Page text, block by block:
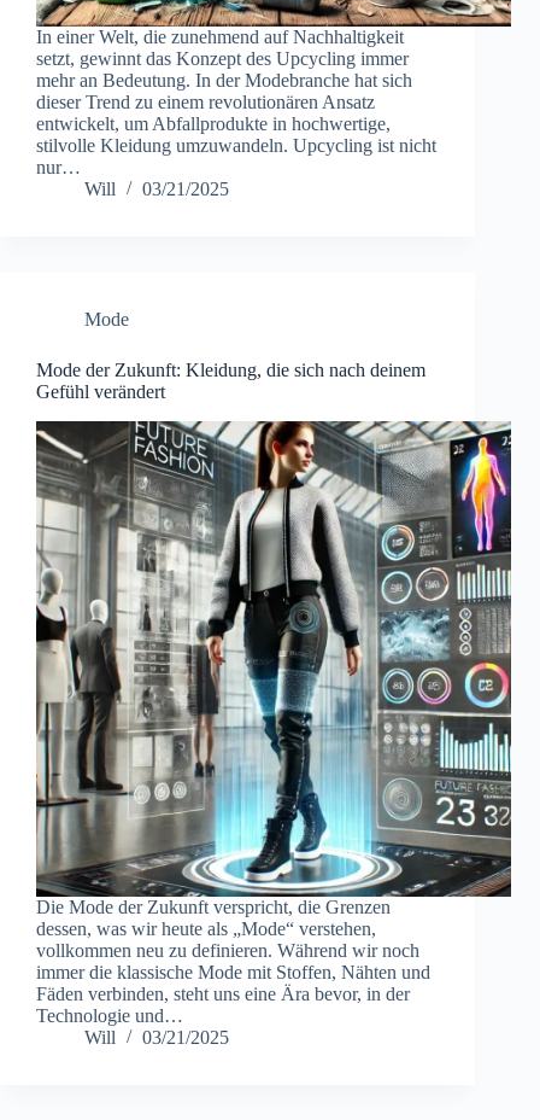
In einer Welt, die zunehmend auf Nachhaltigkeit
setzt, gewinnt das Konzept des Upcycling immer
mehr an Bedeutung. In der Modebranche hat sich
dieser Trend zu einem revolutionären Ansatz
entwickelt, um Abfallprodukte in hochwertige,
stilvolle Kleidung umzuwandeln. Upcycling ist nicht
nur…
Will
03/21/2025
Mode
Mode der Zukunft: Kleidung, die sich nach deinem
Gefühl verändert
Die Mode der Zukunft verspricht, die Grenzen
dessen, was wir heute als „Mode“ verstehen,
vollkommen neu zu definieren. Während wir noch
immer die klassische Mode mit Stoffen, Nähten und
Fäden verbinden, steht uns eine Ära bevor, in der
Technologie und…
Will
03/21/2025